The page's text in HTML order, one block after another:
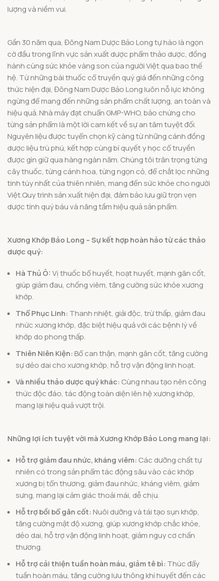
lượng và niềm vui.
Gần 30 năm qua, Đông Nam Dược Bảo Long tự hào là ngọn
cờ đầu trong lĩnh vực sản xuất dược phẩm thảo dược, đồng
hành cùng sức khỏe vàng son của người Việt qua bao thế
hệ. Từ những bài thuốc cổ truyền quý giá đến những công
thức hiện đại, Đông Nam Dược Bảo Long luôn nỗ lực không
ngừng để mang đến những sản phẩm chất lượng, an toàn và
hiệu quả. Nhà máy đạt chuẩn GMP-WHO, bảo chứng cho
từng sản phẩm là một lời cam kết về sự an tâm tuyệt đối.
Nguyên liệu được tuyển chọn kỹ càng từ những cánh đồng
dược liệu trù phú, kết hợp cùng bí quyết y học cổ truyền
được gìn giữ qua hàng ngàn năm. Chúng tôi trân trọng từng
cây thuốc, từng cánh hoa, từng ngọn cỏ, để chắt lọc những
tinh túy nhất của thiên nhiên, mang đến sức khỏe cho người
Việt.Quy trình sản xuất hiện đại, đảm bảo lưu giữ trọn vẹn
dược tính quý báu và nâng tầm hiệu quả sản phẩm.
Xương Khớp Bảo Long – Sự kết hợp hoàn hảo từ các thảo
dược quý:
Hà Thủ Ô:Vị thuốc bổ huyết, hoạt huyết, mạnh gân cốt,
giúp giảm đau, chống viêm, tăng cường sức khỏe xương
khớp.
Thổ Phục Linh: Thanh nhiệt, giải độc, trừ thấp, giảm đau
nhức xương khớp, đặc biệt hiệu quả với các bệnh lý về
khớp do phong thấp.
Thiên Niên Kiện: Bổ can thận, mạnh gân cốt, tăng cường
sự dẻo dai cho xương khớp, hỗ trợ vận động linh hoạt.
Và nhiều thảo dược quý khác: Cùng nhau tạo nên công
thức độc đáo, tác động toàn diện lên hệ xương khớp,
mang lại hiệu quả vượt trội.
Những lợi ích tuyệt vời mà Xương Khớp Bảo Long mang lại:
Hỗ trợ giảm đau nhức, kháng viêm: Các dưỡng chất tự
nhiên có trong sản phẩm tác động sâu vào các khớp
xương bị tổn thương, giảm đau nhức, kháng viêm, giảm
sưng, mang lại cảm giác thoải mái, dễ chịu.
Hỗ trợ bồi bổ gân cốt: Nuôi dưỡng và tái tạo sụn khớp,
tăng cường mật độ xương, giúp xương khớp chắc khỏe,
dẻo dai, hỗ trợ vận động linh hoạt, giảm nguy cơ chấn
thương.
Hỗ trợ cải thiện tuần hoàn máu, giảm tê bì: Thúc đẩy
tuần hoàn máu, tăng cường lưu thông khí huyết đến các